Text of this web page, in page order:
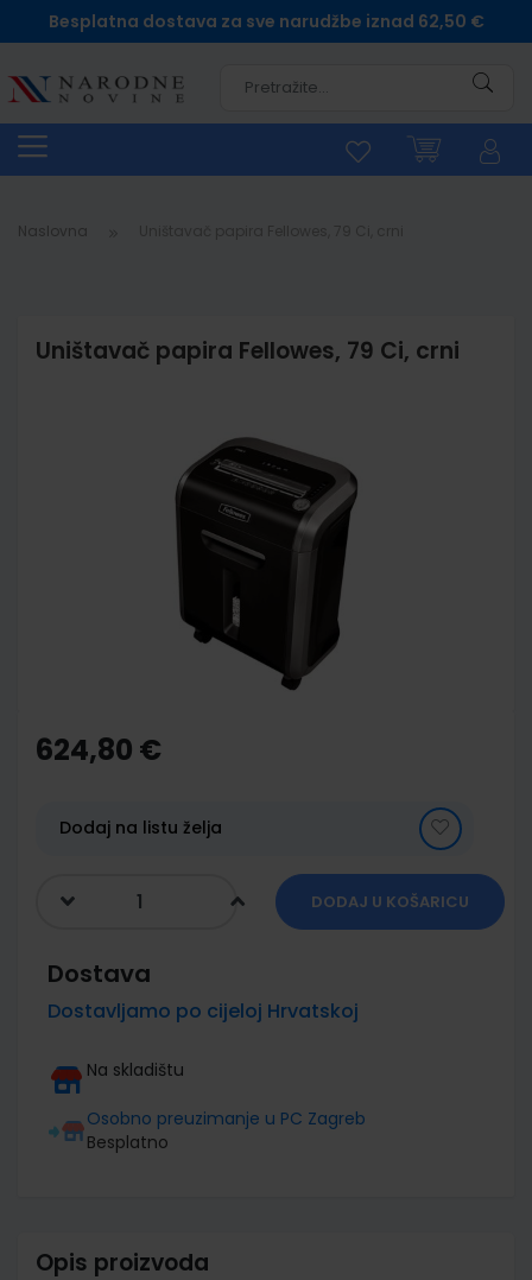
Besplatna dostava za sve narudžbe iznad 62,50 €
Naslovna
Uništavač papira Fellowes, 79 Ci, crni
the
beginning
gallery
624,80 €
Dodaj na listu želja
DODAJ U KOŠARICU
Dostava
Dostavljamo po cijeloj Hrvatskoj
Na skladištu
Osobno preuzimanje u PC Zagreb
Besplatno
Opis proizvoda